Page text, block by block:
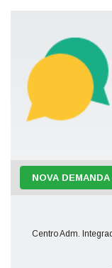
NOVA DEMANDA
Centro Adm.